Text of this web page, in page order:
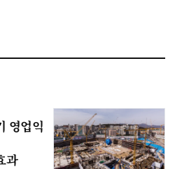
영업익
과